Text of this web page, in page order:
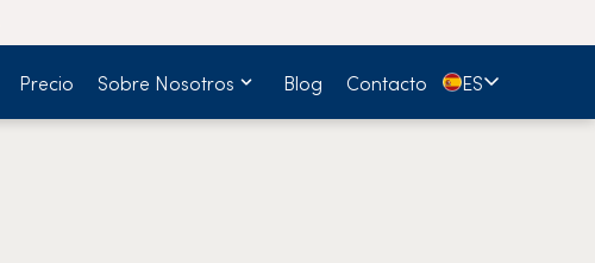
Precio Sobre Nosotros Blog Contacto 🇪🇸ES